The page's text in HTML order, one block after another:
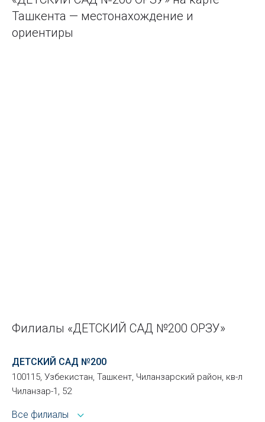
Ташкента — местонахождение и
ориентиры
Филиалы «ДЕТСКИЙ САД №200 ОРЗУ»
ДЕТСКИЙ САД №200
100115, Узбекистан, Ташкент, Чиланзарский район, кв-л
Чиланзар-1, 52
Все филиалы